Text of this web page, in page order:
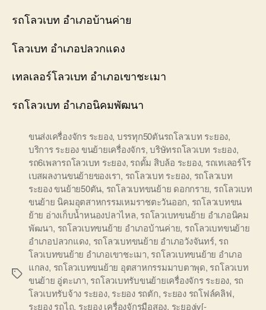
รถโลวเบท อำเภอบ้านค่าย
โลวเบท อำเภอปลวกแดง
เทลเลอร์โลวเบท อำเภอเขาชะเมา
รถโลวเบท อำเภอนิคมพัฒนา
Tags
ขนส่งเครื่องจักร ระยอง, บรรทุก50ตันรถโลวเบท ระยอง,
บริการ ระยอง ขนย้ายเครื่องจักร,บริษัทรถโลวเบท ระยอง,
รถ6เพลารถโลวเบท ระยอง, รถดั้ม สิบล้อ ระยอง, รถเทเลอร์โร
เบสผลงานขนย้ายของเรา, รถโลวเบท ระยอง, รถโลวเบท
ระยอง ขนย้าย50ตัน, รถโลวเบทขนย้าย ดอกกราย, รถโลวเบท
ขนย้าย นิคมอุตสาหกรรมเหมราชตะวันออก, รถโลวเบทขน
ย้าย อ่างเก็บน้ำหนองปลาไหล, รถโลวเบทขนย้าย อำเภอนิคม
พัฒนา, รถโลวเบทขนย้าย อำเภอบ้านค่าย, รถโลวเบทขนย้าย
อำเภอปลวกแดง, รถโลวเบทขนย้าย อำเภอวังจันทร์, รถ
โลวเบทขนย้าย อำเภอเขาชะเมา, รถโลวเบทขนย้าย อำเภอ
แกลง, รถโลวเบทขนย้าย อุตสาหกรรมมาบตาพุด, รถโลวเบท
ขนย้าย อู่ตะเภา, รถโลวเบทรับขนย้ายเครื่องจักร ระยอง, รถ
โลวเบทรับจ้าง ระยอง, ระยอง รถตัก, ระยอง รถโฟล์คลิฟ,
ระยอง รถไถ, ระยอง เครื่องจักรมือสอง, ระยองiy[-